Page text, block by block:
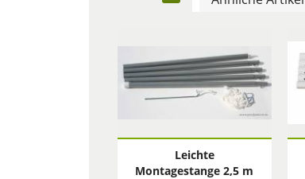
Leichte
Montagestange 2,5 m